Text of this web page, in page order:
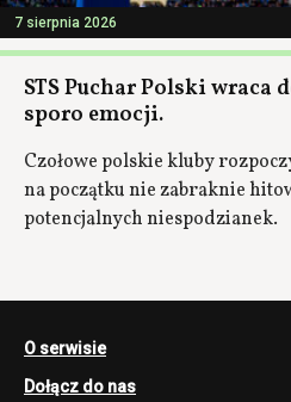
7 sierpnia 2026
STS Puchar Polski wraca
sporo emocji.
Czołowe polskie kluby
na początku nie zabraknie
potencjalnych niespodzianek.
O serwisie
Dołącz do nas